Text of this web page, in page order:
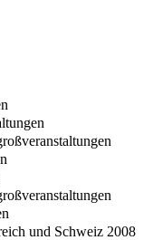
und Schweiz 2008